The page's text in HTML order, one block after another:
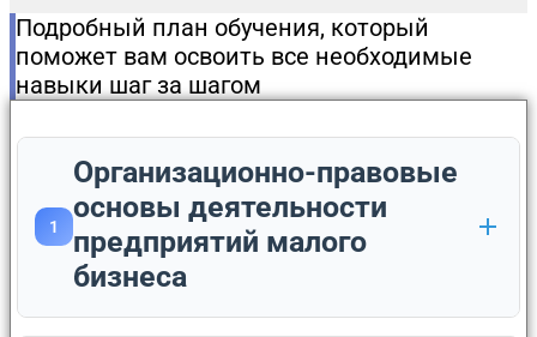
Подробный план обучения, который
поможет вам освоить все необходимые
навыки шаг за шагом
1
Организационно-правовые
основы деятельности
предприятий малого
бизнеса